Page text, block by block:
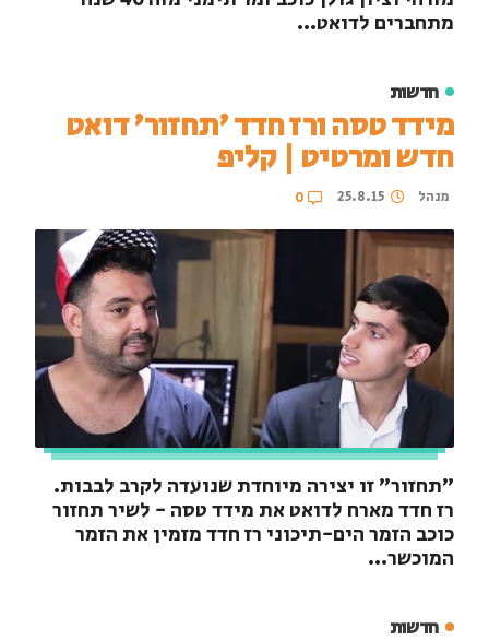
מתחברים לדואט...
חדשות
מידד טסה ורז חדד 'תחזור' דואט
חדש ומרטיט | קליפ
מנהל 25.8.15
0
"תחזור" זו יצירה מיוחדת שנועדה לקרב לבבות.
רז חדד מארח לדואט את מידד טסה - לשיר תחזור
כוכב הזמר הים-תיכוני רז חדד מזמין את הזמר
המוכשר...
חדשות